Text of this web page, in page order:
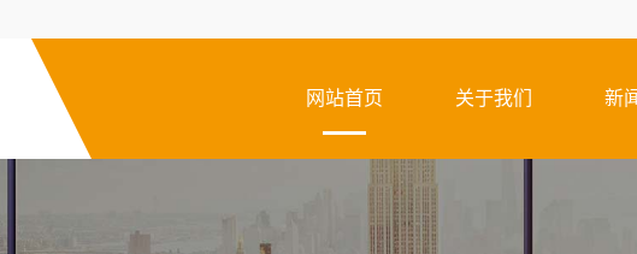
网站首页 关于我们 新